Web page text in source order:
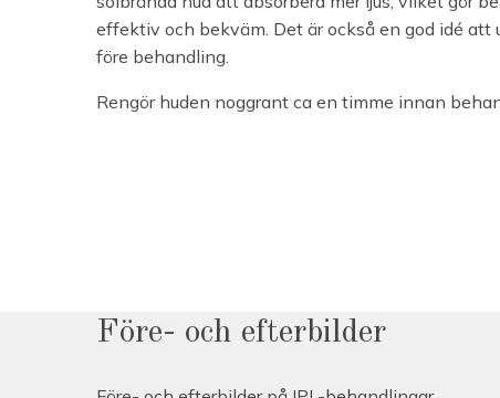
effektiv och bekväm. Det är också en god idé
före behandling.
Rengör huden noggrant ca en timme innan
Före- och efterbilder